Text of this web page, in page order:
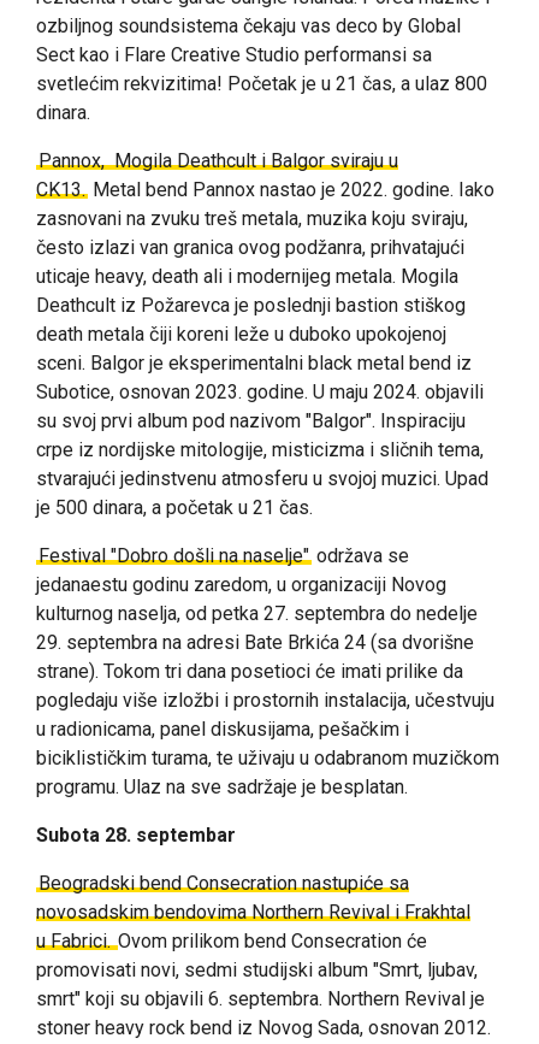
ozbiljnog soundsistema čekaju vas deco by Global
Sect kao i Flare Creative Studio performansi sa
svetlećim rekvizitima! Početak je u 21 čas, a ulaz 800
dinara.
Pannox, Mogila Deathcult i Balgor sviraju u
CK13. Metal bend Pannox nastao je 2022. godine. Iako
zasnovani na zvuku treš metala, muzika koju sviraju,
često izlazi van granica ovog podžanra, prihvatajući
uticaje heavy, death ali i modernijeg metala. Mogila
Deathcult iz Požarevca je poslednji bastion stiškog
death metala čiji koreni leže u duboko upokojenoj
sceni. Balgor je eksperimentalni black metal bend iz
Subotice, osnovan 2023. godine. U maju 2024. objavili
su svoj prvi album pod nazivom "Balgor". Inspiraciju
crpe iz nordijske mitologije, misticizma i sličnih tema,
stvarajući jedinstvenu atmosferu u svojoj muzici. Upad
je 500 dinara, a početak u 21 čas.
Festival "Dobro došli na naselje" održava se
jedanaestu godinu zaredom, u organizaciji Novog
kulturnog naselja, od petka 27. septembra do nedelje
29. septembra na adresi Bate Brkića 24 (sa dvorišne
strane). Tokom tri dana posetioci će imati prilike da
pogledaju više izložbi i prostornih instalacija, učestvuju
u radionicama, panel diskusijama, pešačkim i
biciklističkim turama, te uživaju u odabranom muzičkom
programu. Ulaz na sve sadržaje je besplatan.
Subota 28. septembar
Beogradski bend Consecration nastupiće sa
novosadskim bendovima Northern Revival i Frakhtal
u Fabrici.Ovom prilikom bend Consecration će
promovisati novi, sedmi studijski album "Smrt, ljubav,
smrt" koji su objavili 6. septembra. Northern Revival je
stoner heavy rock bend iz Novog Sada, osnovan 2012.